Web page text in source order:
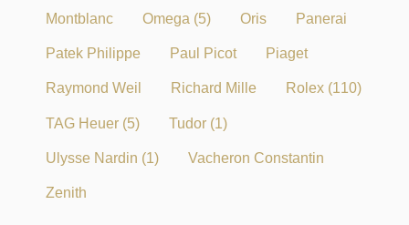
Montblanc Omega (5) Oris Panerai
Patek Philippe Paul Picot Piaget
Raymond Weil Richard Mille Rolex (110)
TAG Heuer (5) Tudor (1)
Ulysse Nardin (1) Vacheron Constantin
Zenith